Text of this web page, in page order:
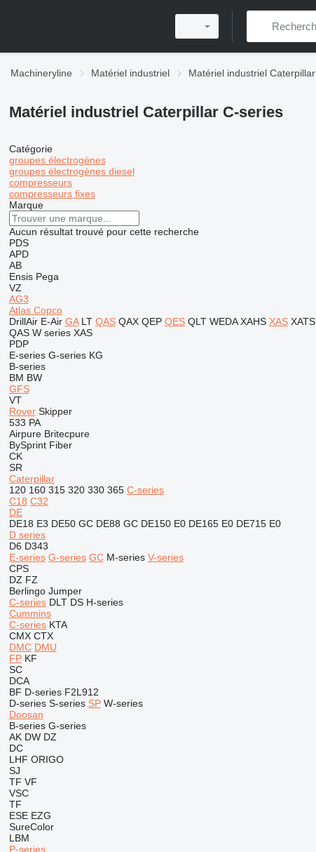
Machineryline Matériel industriel Matériel industriel Caterpillar
Matériel industriel Caterpillar C-series
Catégorie
groupes électrogènes
groupes électrogènes diesel
compresseurs
compresseurs fixes
Marque
Aucun résultat trouvé pour cette recherche
PDS
APD
AB
Ensis Pega
VZ
AG3
Atlas Copco
DrillAir E-Air GA LT QAS QAX QEP QES QLT WEDA XAHS XAS XATS
QAS W series XAS
PDP
E-series G-series KG
B-series
BM BW
GFS
VT
Rover Skipper
533 PA
Airpure Britecpure
BySprint Fiber
CK
SR
Caterpillar
120 160 315 320 330 365 C-series
C18 C32
DE
DE18 E3 DE50 GC DE88 GC DE150 E0 DE165 E0 DE715 E0
D series
D6 D343
E-series G-series GC M-series V-series
CPS
DZ FZ
Berlingo Jumper
C-series DLT DS H-series
Cummins
C-series KTA
CMX CTX
DMC DMU
FP KF
SC
DCA
BF D-series F2L912
D-series S-series SP W-series
Doosan
B-series G-series
AK DW DZ
DC
LHF ORIGO
SJ
TF VF
VSC
TF
ESE EZG
SureColor
LBM
P-series